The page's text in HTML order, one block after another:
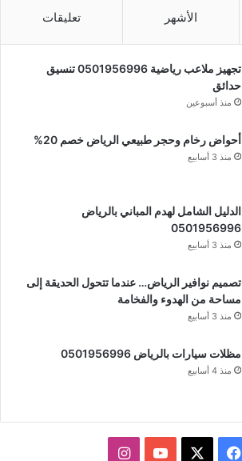
الأشهر تعليقات
تجهيز ملاعب رياضية 0501956996 تنسيق
حدائق
منذ أسبوعين
أحواض رخام وحجر طبيعي الرياض خصم 20%
منذ 3 أسابيع
الدليل الشامل لهدم المباني بالرياض
0501956996
منذ 3 أسابيع
تصميم نوافير الرياض… عندما تتحول الحديقة إلى
مساحة من الهدوء والفخامة
منذ 3 أسابيع
مظلات سيارات بالرياض 0501956996
منذ 4 أسابيع
فيسبوك يوتيوبانستقرام